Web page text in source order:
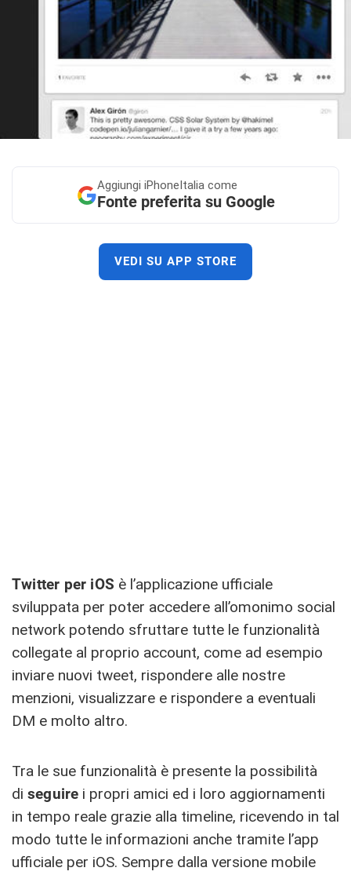
Aggiungi iPhoneItalia come
Fonte preferita su Google
VEDI SU APP STORE
Twitter per iOS è l’applicazione ufficiale
sviluppata per poter accedere all’omonimo social
network potendo sfruttare tutte le funzionalità
collegate al proprio account, come ad esempio
inviare nuovi tweet, rispondere alle nostre
menzioni, visualizzare e rispondere a eventuali
DM e molto altro.
Tra le sue funzionalità è presente la possibilità
di seguire i propri amici ed i loro aggiornamenti
in tempo reale grazie alla timeline, ricevendo in tal
modo tutte le informazioni anche tramite l’app
ufficiale per iOS. Sempre dalla versione mobile